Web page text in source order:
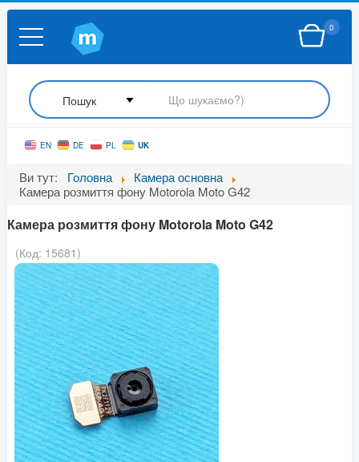
0
EN DE PL UK
Ви тут: Головна
Камера основна
Камера розмиття фону Motorola Moto G42
Камера розмиття фону Motorola Moto G42
(Код: 15681)